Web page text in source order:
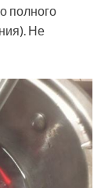
полного
Не